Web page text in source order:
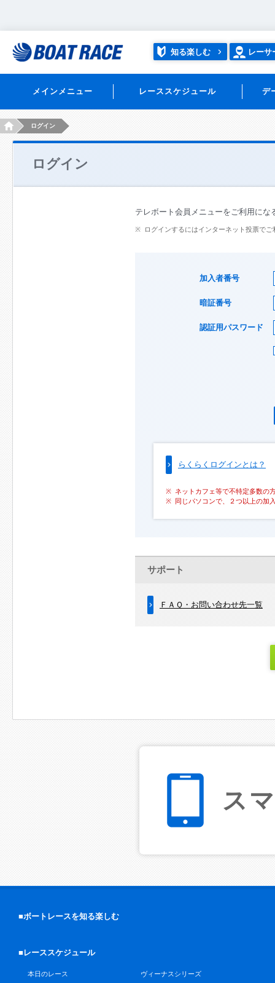
知る楽しむ レーサ
メインメニュー レーススケジュール デ
HOMEログイン
ログイン
テレボート会員メニューをご利用にな
ログインするにはインターネット投票で
加入者番号
暗証番号
認証用パスワード
らくらくログインとは？
ネットカフェ等で不特定多数の
同じパソコンで、２つ以上の加
サポート
ＦＡＱ・お問い合わせ先一覧
ス
■ボートレースを知る楽しむ
■レーススケジュール
本日のレース
ヴィーナスシリーズ